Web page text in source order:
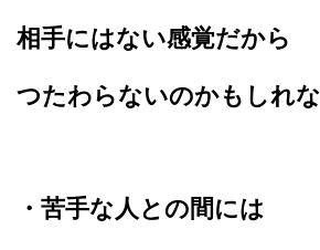
相手にはない感覚だから
つたわらないのかもしれな
・苦手な人との間には